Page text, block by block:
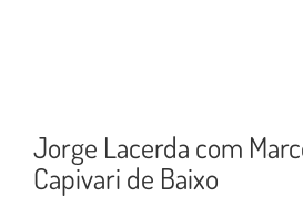
Jorge Lacerda com
Capivari de Baixo